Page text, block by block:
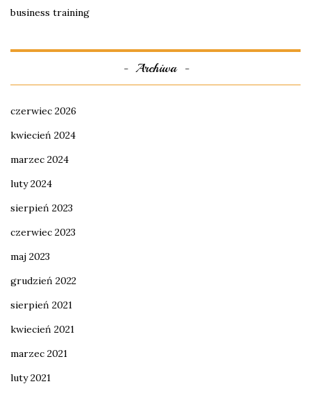
business training
Archiwa
czerwiec 2026
kwiecień 2024
marzec 2024
luty 2024
sierpień 2023
czerwiec 2023
maj 2023
grudzień 2022
sierpień 2021
kwiecień 2021
marzec 2021
luty 2021